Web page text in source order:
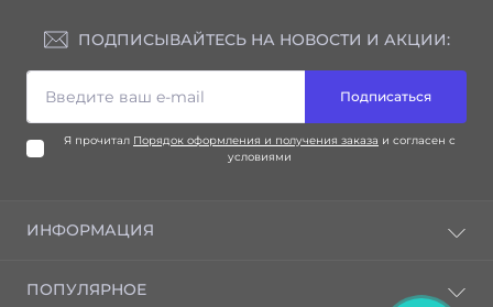
ПОДПИСЫВАЙТЕСЬ НА НОВОСТИ И АКЦИИ:
Подписаться
Я прочитал Порядок оформления и получения заказа и согласен с
условиями
ИНФОРМАЦИЯ
Отзывы
ПОПУЛЯРНОЕ